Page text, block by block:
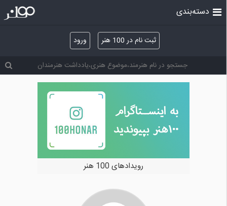
ثبت نام در 100 هنر ورود
دسته‌بندی
رویدادهای 100 هنر